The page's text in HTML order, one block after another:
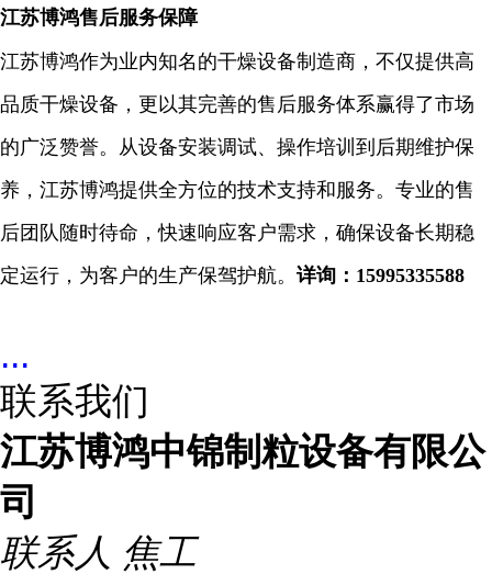
江苏博鸿售后服务保障
江苏博鸿作为业内知名的干燥设备制造商，不仅提供高
品质干燥设备，更以其完善的售后服务体系赢得了市场
的广泛赞誉。从设备安装调试、操作培训到后期维护保
养，江苏博鸿提供全方位的技术支持和服务。专业的售
后团队随时待命，快速响应客户需求，确保设备长期稳
定运行，为客户的生产保驾护航。 详询： 15995335588
...
联系我们
江苏博鸿中锦制粒设备有限公
司
联系人 焦工